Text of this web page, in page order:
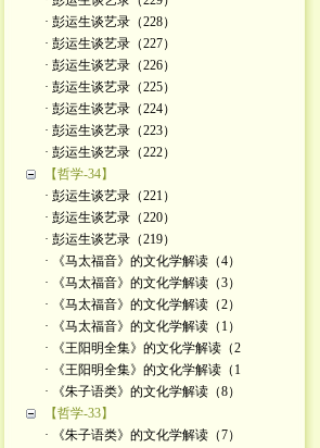
· 彭运生谈艺录（228）
· 彭运生谈艺录（227）
· 彭运生谈艺录（226）
· 彭运生谈艺录（225）
· 彭运生谈艺录（224）
· 彭运生谈艺录（223）
· 彭运生谈艺录（222）
【哲学-34】
· 彭运生谈艺录（221）
· 彭运生谈艺录（220）
· 彭运生谈艺录（219）
· 《马太福音》的文化学解读（4）
· 《马太福音》的文化学解读（3）
· 《马太福音》的文化学解读（2）
· 《马太福音》的文化学解读（1）
· 《王阳明全集》的文化学解读（2
· 《王阳明全集》的文化学解读（1
· 《朱子语类》的文化学解读（8）
【哲学-33】
· 《朱子语类》的文化学解读（7）